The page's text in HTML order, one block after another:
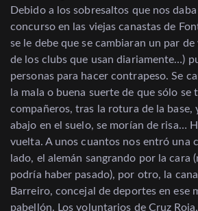
Debido a los sobresaltos que nos
concurso en las viejas canastas de
se le debe que se cambiaran un par
de los clubs que usan diariamente…)
personas para hacer contrapeso. Se
la mala o buena suerte de que sólo se
compañeros, tras la rotura de la base,
abajo en el suelo, se morían de risa…
vuelta. A unos cuantos nos entró una
lado, el alemán sangrando por la cara
podría haber pasado), por otro, la
Barreiro, concejal de deportes en ese
pabellón. Los voluntarios de Cruz